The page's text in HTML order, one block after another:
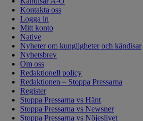
Kontakta oss
Logga in
Mitt konto
Native
Nyheter om kungligheter och kändisar
Nyhetsbrev
Om oss
Redaktionell policy
Redaktionen – Stoppa Pressarna
Register
Stoppa Pressarna vs Hänt
Stoppa Pressarna vs Newsner
Stoppa Pressarna vs Nöjeslivet